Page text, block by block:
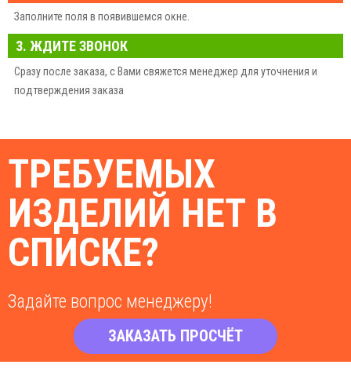
Заполните поля в появившемся окне.
3. ЖДИТЕ ЗВОНОК
Сразу после заказа, с Вами свяжется менеджер для уточнения и
подтверждения заказа
ТРЕБУЕМЫХ
ИЗДЕЛИЙ НЕТ В
СПИСКЕ?
Задайте вопрос менеджеру!
ЗАКАЗАТЬ ПРОСЧЁТ